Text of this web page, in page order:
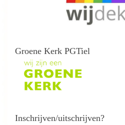
Groene Kerk PGTiel
Inschrijven/uitschrijven?